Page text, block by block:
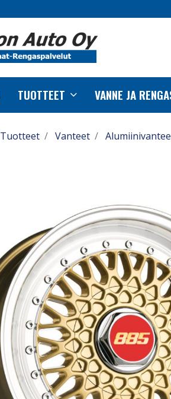
TUOTTEET VANNE JA
Tuotteet Vanteet